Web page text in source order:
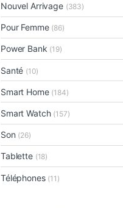
Nouvel Arrivage (383)
Pour Femme (86)
Power Bank (19)
Santé (10)
Smart Home (184)
Smart Watch (157)
Son (26)
Tablette (18)
Téléphones (11)